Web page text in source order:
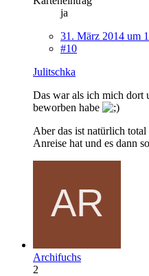
ja
31. März 2014 um
#10
Julitschka
Das war als ich mich dort
beworben habe
Aber das ist natürlich
Anreise hat und es dann
Archifuchs
2